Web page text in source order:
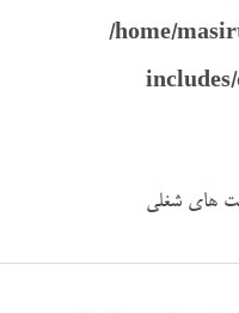
/home/
های شغلی